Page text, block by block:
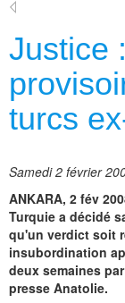
Justice
turcs
Samedi 2 février
ANKARA, 2 fév
Turquie a décidé
qu'un verdict soit
insubordination
deux semaines
presse Anatolie.